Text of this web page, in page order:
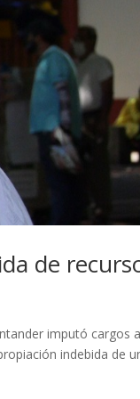
de
imputó cargos
indebida de